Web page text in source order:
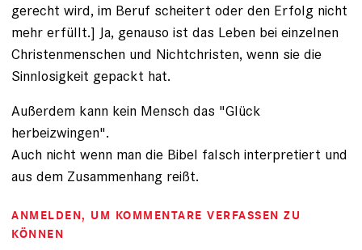
gerecht wird, im Beruf scheitert oder den Erfolg nicht
mehr erfüllt.] Ja, genauso ist das Leben bei einzelnen
Christenmenschen und Nichtchristen, wenn sie die
Sinnlosigkeit gepackt hat.
Außerdem kann kein Mensch das "Glück
herbeizwingen".
Auch nicht wenn man die Bibel falsch interpretiert und
aus dem Zusammenhang reißt.
ANMELDEN, UM KOMMENTARE VERFASSEN ZU
KÖNNEN